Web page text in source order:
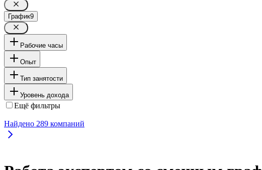
График9
Рабочие часы
Опыт
Тип занятости
Уровень дохода
Ещё фильтры
Найдено 289 компаний